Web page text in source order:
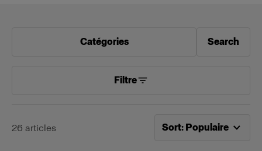
Catégories Search
Filtre
26 articles
Tri désormais effectué
Sort: Populaire